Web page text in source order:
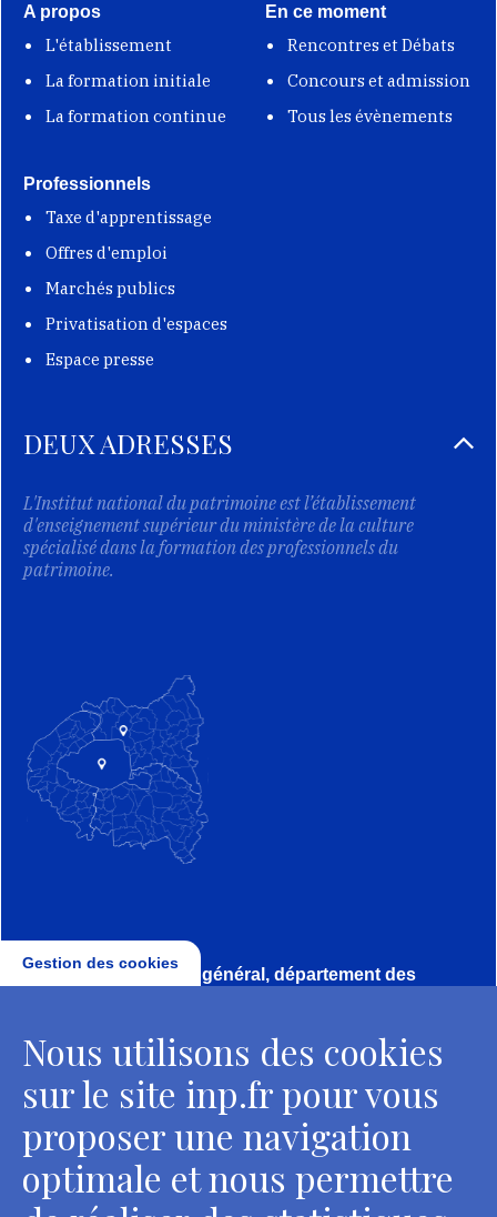
A propos
L'établissement
La formation initiale
La formation continue
En ce moment
Rencontres et Débats
Concours et admission
Tous les évènements
Professionnels
Taxe d'apprentissage
Offres d'emploi
Marchés publics
Privatisation d'espaces
Espace presse
DEUX ADRESSES
L'Institut national du patrimoine est l’établissement
d'enseignement supérieur du ministère de la culture
spécialisé dans la formation des professionnels du
patrimoine.
Direction, secrétariat général, département des
2 rue Vivienne - 75002 Paris
Tél. : + 33 1 44 41 16 41
Contacts
Gestion des cookies
Nous utilisons des cookies
sur le site inp.fr pour vous
proposer une navigation
optimale et nous permettre